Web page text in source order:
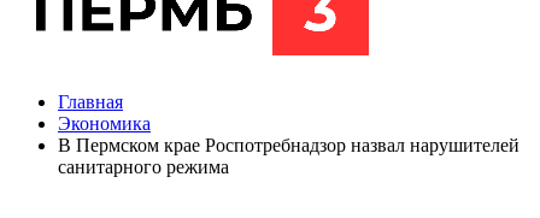
Главная
Экономика
В Пермском крае Роспотребнадзор назвал нарушителей
санитарного режима